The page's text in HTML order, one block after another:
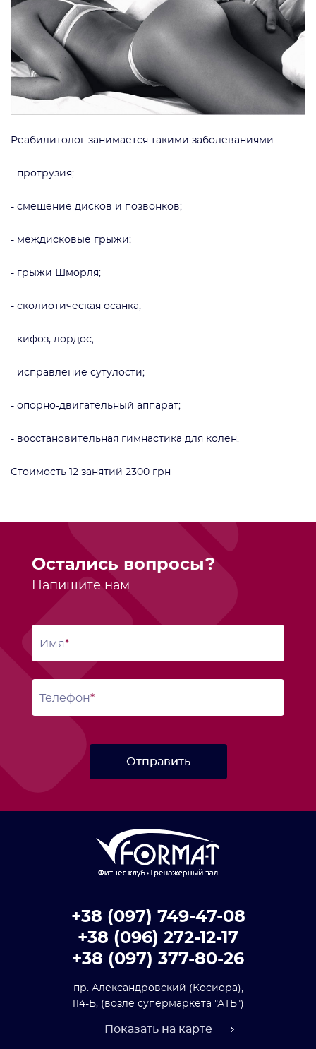
Реабилитолог занимается такими заболеваниями:
- протрузия;
- смещение дисков и позвонков;
- междисковые грыжи;
- грыжи Шморля;
- сколиотическая осанка;
- кифоз, лордос;
- исправление сутулости;
- опорно-двигательный аппарат;
- восстановительная гимнастика для колен.
Стоимость 12 занятий 2300 грн
+38 (097) 749-47-08
+38 (096) 272-12-17
+38 (097) 377-80-26
пр. Александровский (Косиора),
114-Б, (возле супермаркета "АТБ")
Показать на карте
Остались вопросы?
Напишите нам
Имя
Телефон
Отправить